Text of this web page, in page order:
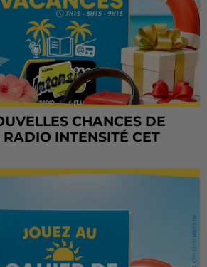
CHANCES DE
INTENSITÉ CET